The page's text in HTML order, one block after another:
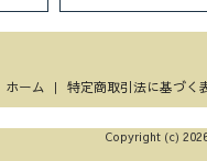
ホーム ｜ 特定商取引法に基づく
Copyright (c)